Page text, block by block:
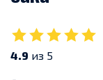
4.9 из 5